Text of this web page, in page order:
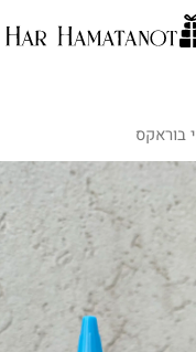
בוראקס